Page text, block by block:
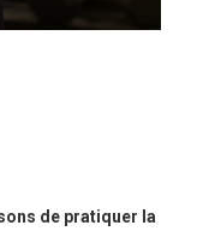
de pratiquer la